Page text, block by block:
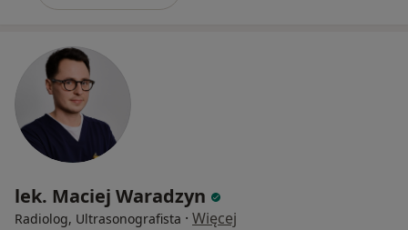
lek. Maciej Waradzyn
Radiolog, Ultrasonografista · Więcej